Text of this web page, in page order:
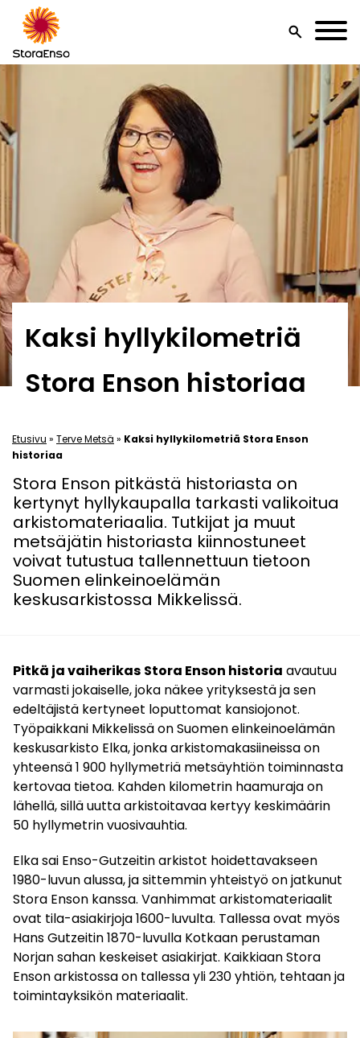
search
Kaksi hyllykilometriä
Stora Enson historiaa
Etusivu » Terve Metsä » Kaksi hyllykilometriä Stora Enson
historiaa
Stora Enson pitkästä historiasta on
kertynyt hyllykaupalla tarkasti valikoitua
arkistomateriaalia. Tutkijat ja muut
metsäjätin historiasta kiinnostuneet
voivat tutustua tallennettuun tietoon
Suomen elinkeinoelämän
keskusarkistossa Mikkelissä.
Pitkä ja vaiherikas Stora Enson historia avautuu
varmasti jokaiselle, joka näkee yrityksestä ja sen
edeltäjistä kertyneet loputtomat kansiojonot.
Työpaikkani Mikkelissä on Suomen elinkeinoelämän
keskusarkisto Elka, jonka arkistomakasiineissa on
yhteensä 1 900 hyllymetriä metsäyhtiön toiminnasta
kertovaa tietoa. Kahden kilometrin haamuraja on
lähellä, sillä uutta arkistoitavaa kertyy keskimäärin
50 hyllymetrin vuosivauhtia.
Elka sai Enso-Gutzeitin arkistot hoidettavakseen
1980-luvun alussa, ja sittemmin yhteistyö on jatkunut
Stora Enson kanssa. Vanhimmat arkistomateriaalit
ovat tila-asiakirjoja 1600-luvulta. Tallessa ovat myös
Hans Gutzeitin 1870-luvulla Kotkaan perustaman
Norjan sahan keskeiset asiakirjat. Kaikkiaan Stora
Enson arkistossa on tallessa yli 230 yhtiön, tehtaan ja
toimintayksikön materiaalit.